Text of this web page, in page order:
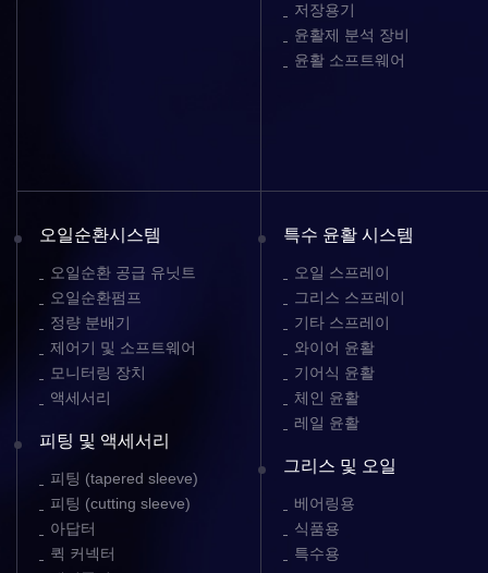
저장용기
윤활제 분석 장비
윤활 소프트웨어
오일순환시스템
오일순환 공급 유닛트
오일순환펌프
정량 분배기
제어기 및 소프트웨어
모니터링 장치
액세서리
피팅 및 액세서리
피팅 (tapered sleeve)
피팅 (cutting sleeve)
아답터
퀵 커넥터
특수 윤활 시스템
오일 스프레이
그리스 스프레이
기타 스프레이
와이어 윤활
기어식 윤활
체인 윤활
레일 윤활
그리스 및 오일
베어링용
식품용
특수용